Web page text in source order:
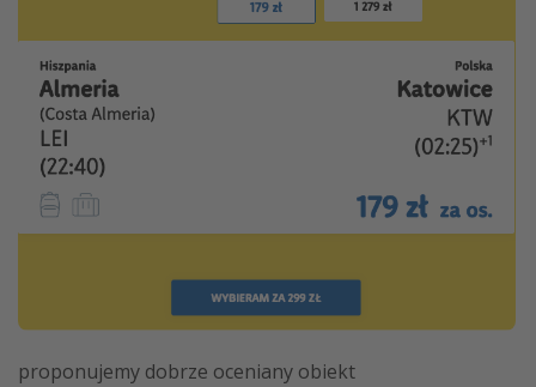
proponujemy dobrze oceniany obiekt